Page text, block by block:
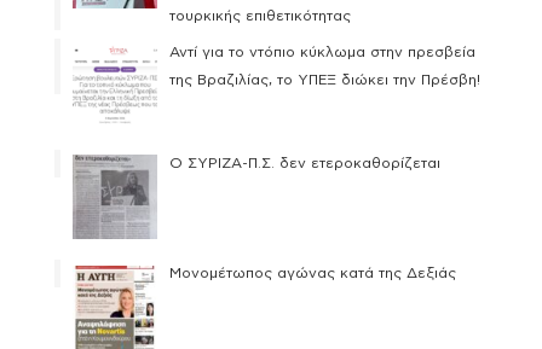
τουρκικής επιθετικότητας
Αντί για το ντόπιο κύκλωμα στην πρεσβεία
της Βραζιλίας, το ΥΠΕΞ διώκει την Πρέσβη!
Ο ΣΥΡΙΖΑ-Π.Σ. δεν ετεροκαθορίζεται
Μονομέτωπος αγώνας κατά της Δεξιάς